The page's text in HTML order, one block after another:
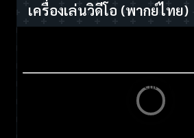
เครื่องเล่นวิดีโอ (พากย์ไทย)